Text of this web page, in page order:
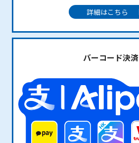
詳細はこちら
バーコード決済